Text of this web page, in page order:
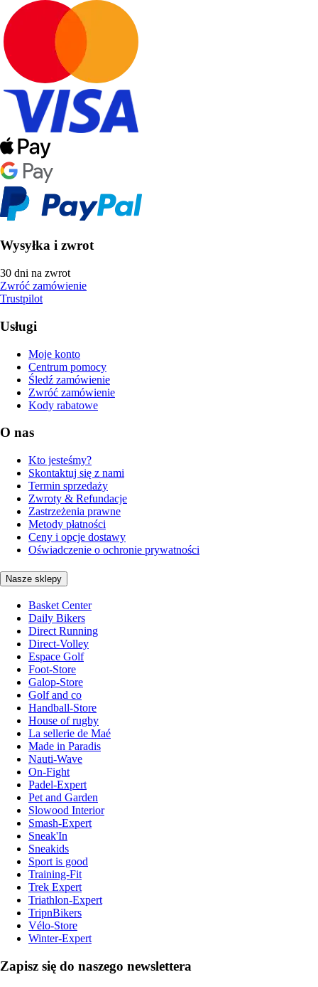
Wysyłka i zwrot
30 dni na zwrot
Zwróć zamówienie
Trustpilot
Usługi
Moje konto
Centrum pomocy
Śledź zamówienie
Zwróć zamówienie
Kody rabatowe
O nas
Kto jesteśmy?
Skontaktuj się z nami
Termin sprzedaży
Zwroty & Refundacje
Zastrzeżenia prawne
Metody płatności
Ceny i opcje dostawy
Oświadczenie o ochronie prywatności
Nasze sklepy
Basket Center
Daily Bikers
Direct Running
Direct-Volley
Espace Golf
Foot-Store
Galop-Store
Golf and co
Handball-Store
House of rugby
La sellerie de Maé
Made in Paradis
Nauti-Wave
On-Fight
Padel-Expert
Pet and Garden
Slowood Interior
Smash-Expert
Sneak'In
Sneakids
Sport is good
Training-Fit
Trek Expert
Triathlon-Expert
TripnBikers
Vélo-Store
Winter-Expert
Zapisz się do naszego newslettera